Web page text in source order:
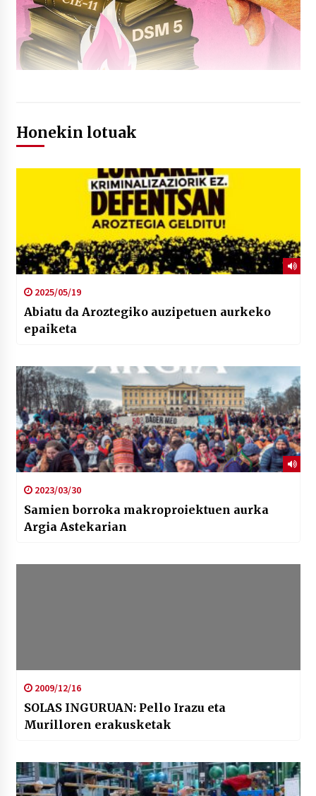
Honekin lotuak
2025/05/19
Abiatu da Aroztegiko auzipetuen aurkeko
epaiketa
2023/03/30
Samien borroka makroproiektuen aurka
Argia Astekarian
2009/12/16
SOLAS INGURUAN: Pello Irazu eta
Murilloren erakusketak